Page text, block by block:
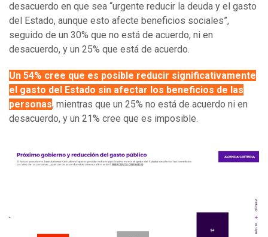
desacuerdo en que sea “urgente reducir la deuda y el gasto
del Estado, aunque esto afecte beneficios sociales”,
seguido de un 30% que no está de acuerdo, ni en
desacuerdo, y un 25% que está de acuerdo.
Un 54% cree que es posible reducir significativamente
el gasto del Estado sin afectar los beneficios de las
personas, mientras que un 25% no está de acuerdo ni en
desacuerdo, y un 21% cree que es imposible.